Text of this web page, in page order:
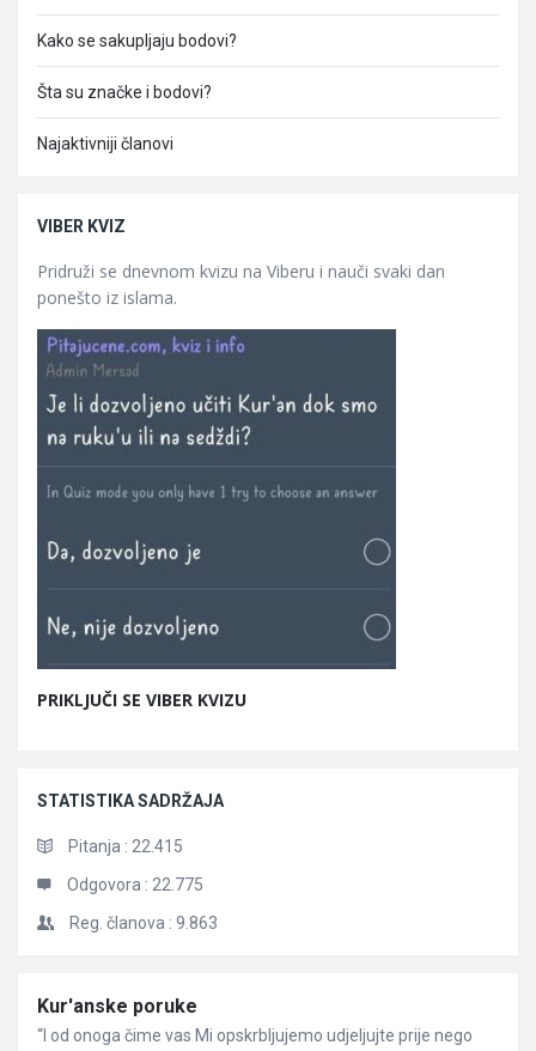
Kako se sakupljaju bodovi?
Šta su značke i bodovi?
Najaktivniji članovi
VIBER KVIZ
Pridruži se dnevnom kvizu na Viberu i nauči svaki dan
ponešto iz islama.
PRIKLJUČI SE VIBER KVIZU
STATISTIKA SADRŽAJA
Pitanja : 22.415
Odgovora : 22.775
Reg. članova : 9.863
Članci
Kur'anske poruke
“I od onoga čime vas Mi opskrbljujemo udjeljujte prije nego